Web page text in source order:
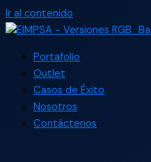
Ir al contenido
Portafolio
Outlet
Casos de Éxito
Nosotros
Contáctenos